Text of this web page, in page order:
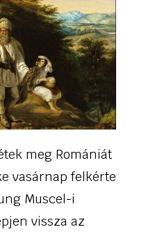
meg Romániát
vasárnap felkérte
Muscel-i
vissza az